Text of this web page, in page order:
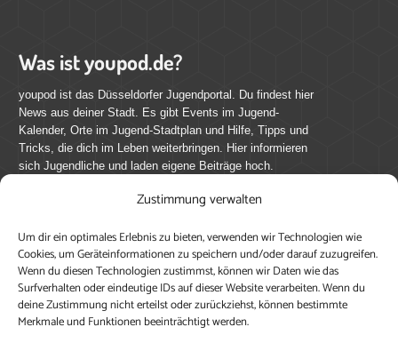
Zustimmung verwalten
Um dir ein optimales Erlebnis zu bieten, verwenden wir Technologien wie
Cookies, um Geräteinformationen zu speichern und/oder darauf zuzugreifen.
Wenn du diesen Technologien zustimmst, können wir Daten wie das
Surfverhalten oder eindeutige IDs auf dieser Website verarbeiten. Wenn du
deine Zustimmung nicht erteilst oder zurückziehst, können bestimmte
Merkmale und Funktionen beeinträchtigt werden.
Was ist youpod.de?
youpod ist das Düsseldorfer Jugendportal. Du findest hier
News aus deiner Stadt. Es gibt Events im Jugend-
Kalender, Orte im Jugend-Stadtplan und Hilfe, Tipps und
Tricks, die dich im Leben weiterbringen. Hier informieren
sich Jugendliche und laden eigene Beiträge hoch.
youpod.de lebt von Menschen wie dir. Sammel
journalistische Erfahrung, teile deine Perspektive und
veröffentliche deine Beiträge auf youpod.de.Du musst
dich anmelden, um alle Funktionen nutzen zu können, ein
Profil anzulegen, eigene Beiträge hochzuladen und zu